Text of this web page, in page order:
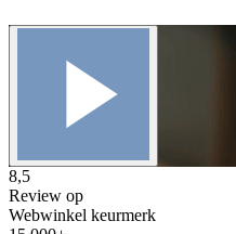
8,5
Review op
Webwinkel keurmerk